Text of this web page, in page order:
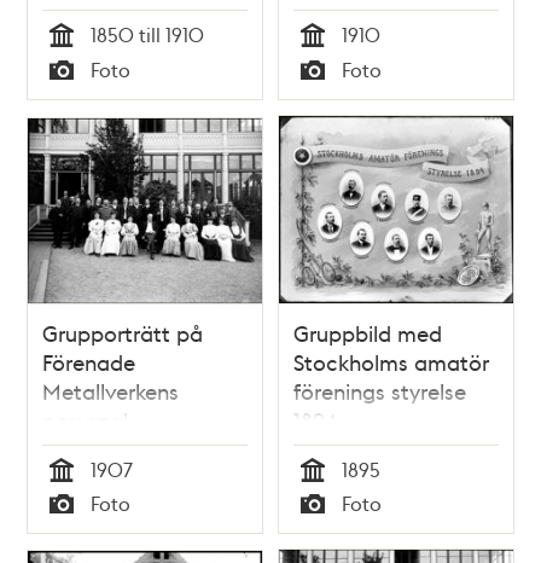
Tid
1850 till 1910
Typ
Foto Tid
1910
Typ
Foto
Grupporträtt på
Förenade
Metallverkens
personal
Tid
1907
Typ
Foto
Gruppbild med
Stockholms amatör
förenings styrelse
1894
Tid
1895
Typ
Foto